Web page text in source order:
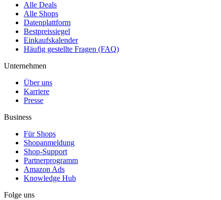
Alle Deals
Alle Shops
Datenplattform
Bestpreissiegel
Einkaufskalender
Häufig gestellte Fragen (FAQ)
Unternehmen
Über uns
Karriere
Presse
Business
Für Shops
Shopanmeldung
Shop-Support
Partnerprogramm
Amazon Ads
Knowledge Hub
Folge uns